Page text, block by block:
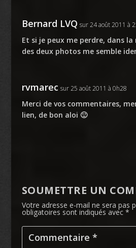
Bernard LVQ sur 24 août 2011 à
Et si je peux me perdre, dans la
des deux photos me semble
rvmarec sur 25 août 2011 à 0h28
Merci de vos commentaires,
lien, de bon aloi 🙂
SOUMETTRE UN
Votre adresse e-mail ne sera pas
obligatoires sont indiqués avec *